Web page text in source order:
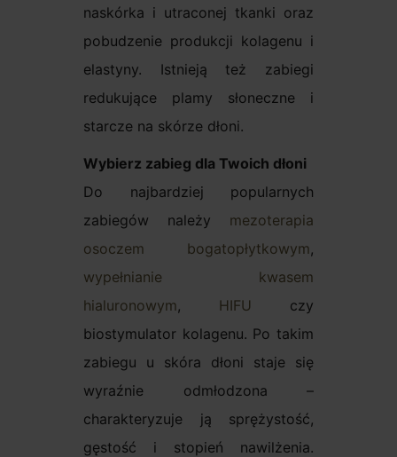
naskórka i utraconej tkanki oraz
pobudzenie produkcji kolagenu i
elastyny. Istnieją też zabiegi
redukujące plamy słoneczne i
starcze na skórze dłoni.
Wybierz zabieg dla Twoich dłoni
Do najbardziej popularnych
zabiegów należy mezoterapia
osoczem bogatopłytkowym,
wypełnianie kwasem
hialuronowym, HIFU czy
biostymulator kolagenu. Po takim
zabiegu u skóra dłoni staje się
wyraźnie odmłodzona –
charakteryzuje ją sprężystość,
gęstość i stopień nawilżenia.